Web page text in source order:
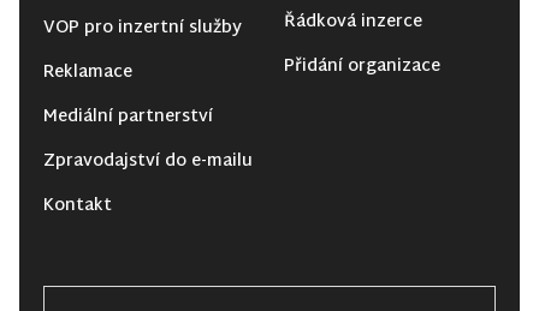
VOP pro inzertní služby
Reklamace
Mediální partnerství
Zpravodajství do e-mailu
Kontakt
Řádková inzerce
Přidání organizace